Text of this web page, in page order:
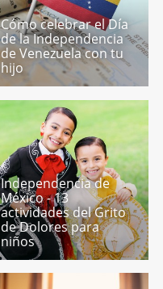
Cómo celebrar el Día
de la Independencia
de Venezuela con tu
hijo
Independencia de
México - 13
actividades del Grito
de Dolores para
niños